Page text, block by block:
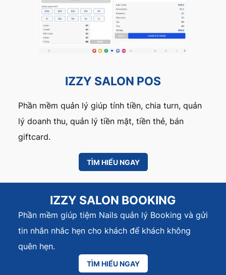
IZZY SALON POS
Phần mềm quản lý giúp tính tiền, chia turn, quản
lý doanh thu, quản lý tiền mặt, tiền thẻ, bán
giftcard.
TÌM HIỂU NGAY
IZZY SALON BOOKING
Phần mềm giúp tiệm Nails quản lý Booking và gửi
tin nhắn nhắc hẹn cho khách để khách không
quên hẹn.
TÌM HIỂU NGAY